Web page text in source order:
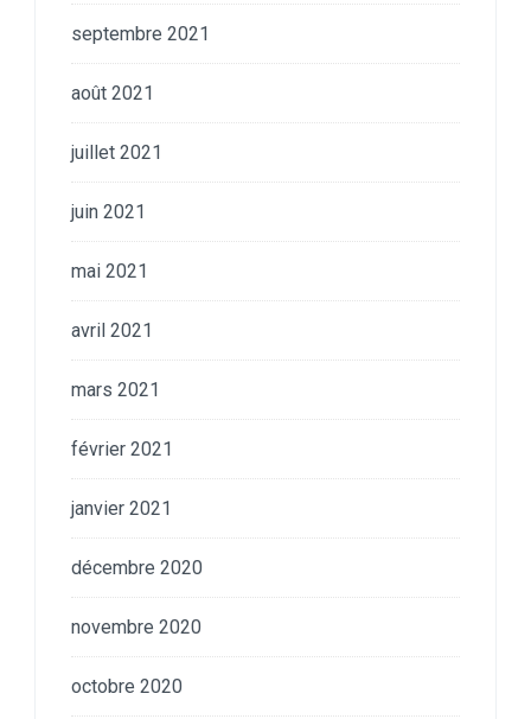
septembre 2021
août 2021
juillet 2021
juin 2021
mai 2021
avril 2021
mars 2021
février 2021
janvier 2021
décembre 2020
novembre 2020
octobre 2020